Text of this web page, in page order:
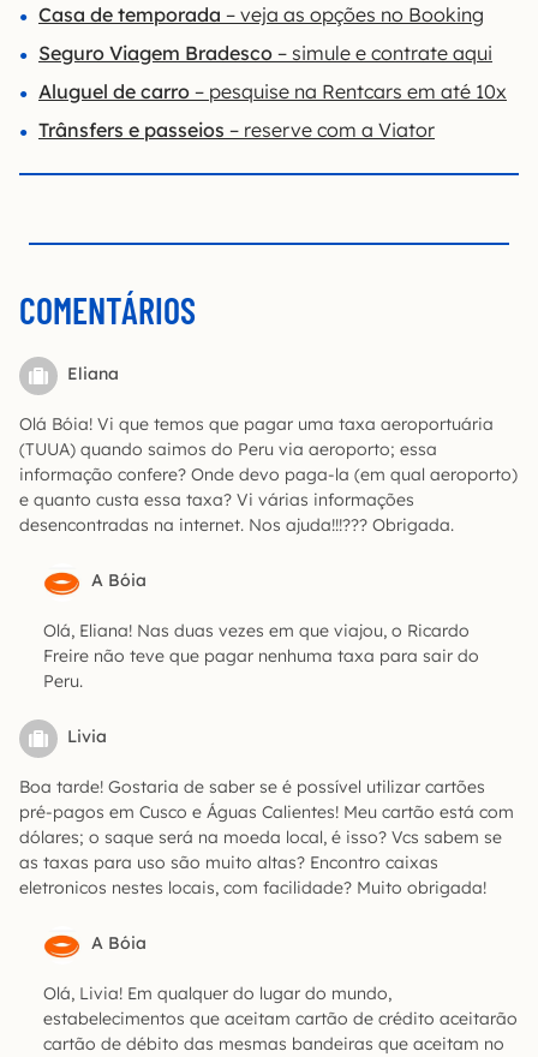
Casa de temporada – veja as opções no Booking
Seguro Viagem Bradesco – simule e contrate aqui
Aluguel de carro – pesquise na Rentcars em até 10x
Trânsfers e passeios – reserve com a Viator
COMENTÁRIOS
Eliana
Olá Bóia! Vi que temos que pagar uma taxa aeroportuária
(TUUA) quando saimos do Peru via aeroporto; essa
informação confere? Onde devo paga-la (em qual aeroporto)
e quanto custa essa taxa? Vi várias informações
desencontradas na internet. Nos ajuda!!!??? Obrigada.
A Bóia
Olá, Eliana! Nas duas vezes em que viajou, o Ricardo
Freire não teve que pagar nenhuma taxa para sair do
Peru.
Livia
Boa tarde! Gostaria de saber se é possível utilizar cartões
pré-pagos em Cusco e Águas Calientes! Meu cartão está com
dólares; o saque será na moeda local, é isso? Vcs sabem se
as taxas para uso são muito altas? Encontro caixas
eletronicos nestes locais, com facilidade? Muito obrigada!
A Bóia
Olá, Livia! Em qualquer do lugar do mundo,
estabelecimentos que aceitam cartão de crédito aceitarão
cartão de débito das mesmas bandeiras que aceitam no